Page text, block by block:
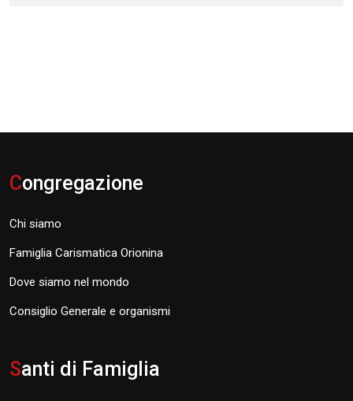
Congregazione
Chi siamo
Famiglia Carismatica Orionina
Dove siamo nel mondo
Consiglio Generale e organismi
Santi di Famiglia